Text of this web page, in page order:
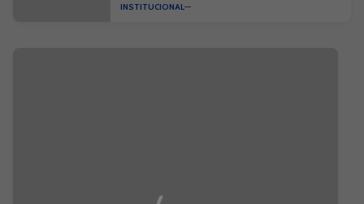
INSTITUCIONAL